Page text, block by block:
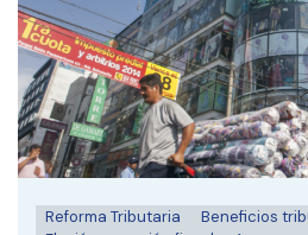
Reforma Tributaria
Beneficios